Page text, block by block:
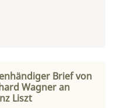
Brief von
Wagner an
Liszt